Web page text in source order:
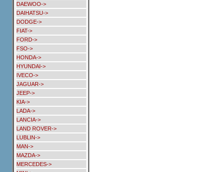
DAEWOO->
DAIHATSU->
DODGE->
FIAT->
FORD->
FSO->
HONDA->
HYUNDAI->
IVECO->
JAGUAR->
JEEP->
KIA->
LADA->
LANCIA->
LAND ROVER->
LUBLIN->
MAN->
MAZDA->
MERCEDES->